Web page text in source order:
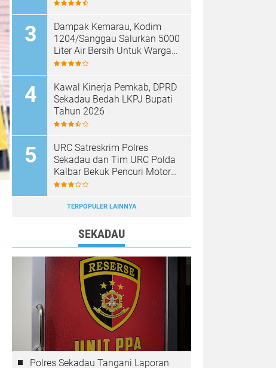
Dampak Kemarau, Kodim
1204/Sanggau Salurkan 5000
Liter Air Bersih Untuk Warga
Desa Entakai
Kawal Kinerja Pemkab, DPRD
Sekadau Bedah LKPJ Bupati
Tahun 2026
URC Satreskrim Polres
Sekadau dan Tim URC Polda
Kalbar Bekuk Pencuri Motor
KLX, Satu Pelaku Masih
TERPOPULER LAINNYA
SEKADAU
Polres Sekadau Tangani Laporan